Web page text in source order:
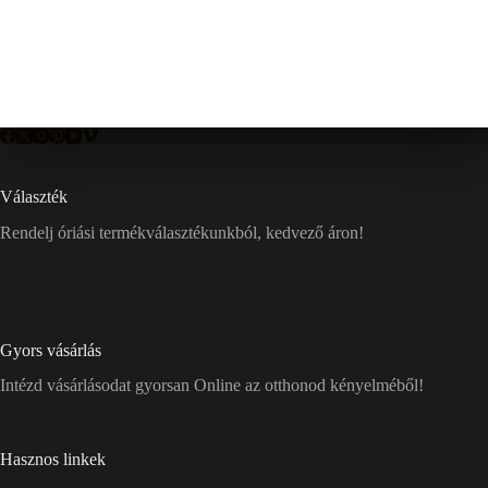
Választék
Rendelj óriási termékválasztékunkból, kedvező áron!
Gyors vásárlás
Intézd vásárlásodat gyorsan Online az otthonod kényelméből!
Hasznos linkek